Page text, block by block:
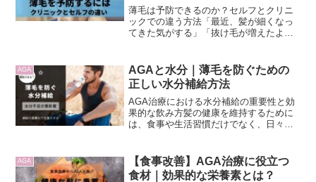
薄毛は予防できるのか？セルフとクリニ
ックでの違う方法「最近、髪が細くなっ
てきた気がする」「抜け毛が増えたよう
り？」という不安ではないでしょうか。
鏡を見るたびに気になって...
AGA
AGAと水分｜薄毛を防ぐための
正しい水分補給方法
AGA治療における水分補給の重要性と効
果的な飲み方髪の健康を維持するために
は、食事や生活習慣だけでなく、日々の
に影響を与えるのか、そして効果的な飲
み方について理解することで...
AGA
【食事改善】AGA治療に役立つ
食材｜効果的な栄養素とは？